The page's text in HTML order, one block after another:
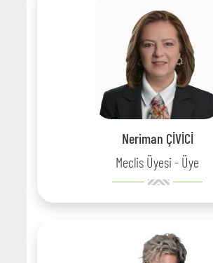
Neriman ÇİVİCİ
Meclis Üyesi - Üye